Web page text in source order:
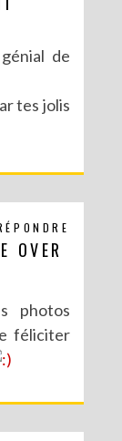
de
tes jolis
OVER
photos
féliciter